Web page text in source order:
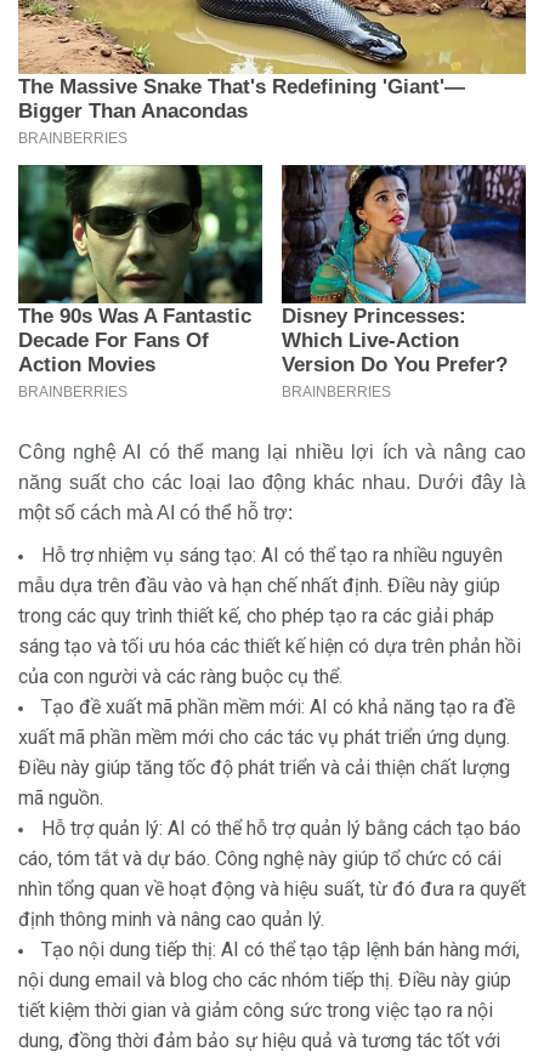
Công nghệ AI có thể mang lại nhiều lợi ích và nâng cao
năng suất cho các loại lao động khác nhau. Dưới đây là
một số cách mà AI có thể hỗ trợ:
Hỗ trợ nhiệm vụ sáng tạo: AI có thể tạo ra nhiều nguyên
mẫu dựa trên đầu vào và hạn chế nhất định. Điều này giúp
trong các quy trình thiết kế, cho phép tạo ra các giải pháp
sáng tạo và tối ưu hóa các thiết kế hiện có dựa trên phản hồi
của con người và các ràng buộc cụ thể.
Tạo đề xuất mã phần mềm mới: AI có khả năng tạo ra đề
xuất mã phần mềm mới cho các tác vụ phát triển ứng dụng.
Điều này giúp tăng tốc độ phát triển và cải thiện chất lượng
mã nguồn.
Hỗ trợ quản lý: AI có thể hỗ trợ quản lý bằng cách tạo báo
cáo, tóm tắt và dự báo. Công nghệ này giúp tổ chức có cái
nhìn tổng quan về hoạt động và hiệu suất, từ đó đưa ra quyết
định thông minh và nâng cao quản lý.
Tạo nội dung tiếp thị: AI có thể tạo tập lệnh bán hàng mới,
nội dung email và blog cho các nhóm tiếp thị. Điều này giúp
tiết kiệm thời gian và giảm công sức trong việc tạo ra nội
dung, đồng thời đảm bảo sự hiệu quả và tương tác tốt với